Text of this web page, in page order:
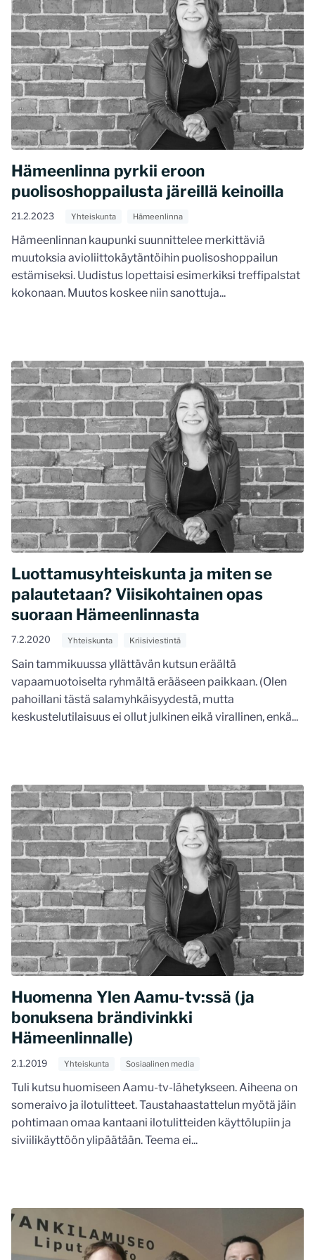
Hämeenlinna pyrkii eroon
puolisoshoppailusta järeillä keinoilla
21.2.2023 Yhteiskunta Hämeenlinna
Hämeenlinnan kaupunki suunnittelee merkittäviä
muutoksia avioliittokäytäntöihin puolisoshoppailun
estämiseksi. Uudistus lopettaisi esimerkiksi treffipalstat
kokonaan. Muutos koskee niin sanottuja...
Luottamusyhteiskunta ja miten se
palautetaan? Viisikohtainen opas
suoraan Hämeenlinnasta
7.2.2020 Yhteiskunta Kriisiviestintä
Sain tammikuussa yllättävän kutsun eräältä
vapaamuotoiselta ryhmältä erääseen paikkaan. (Olen
pahoillani tästä salamyhkäisyydestä, mutta
keskustelutilaisuus ei ollut julkinen eikä virallinen, enkä...
Huomenna Ylen Aamu-tv:ssä (ja
bonuksena brändivinkki
Hämeenlinnalle)
2.1.2019 Yhteiskunta Sosiaalinen media
Tuli kutsu huomiseen Aamu-tv-lähetykseen. Aiheena on
someraivo ja ilotulitteet. Taustahaastattelun myötä jäin
pohtimaan omaa kantaani ilotulitteiden käyttölupiin ja
siviilikäyttöön ylipäätään. Teema ei...